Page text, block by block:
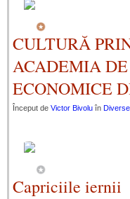
CULTURĂ
ACADEMIA
ECONOMICE
Început de Victor Bivolu în Diverse
Capriciile iernii